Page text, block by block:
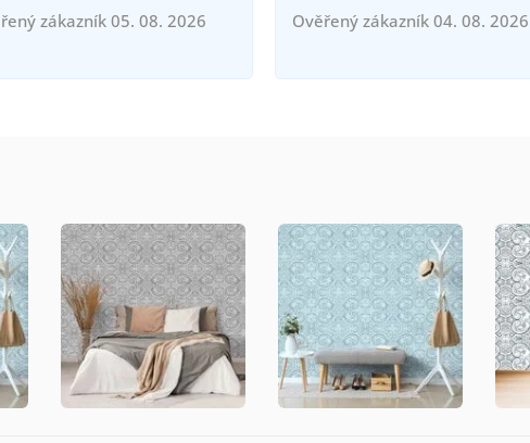
zákazník 05. 08. 2026
Ověřený zákazník 04. 08. 2026